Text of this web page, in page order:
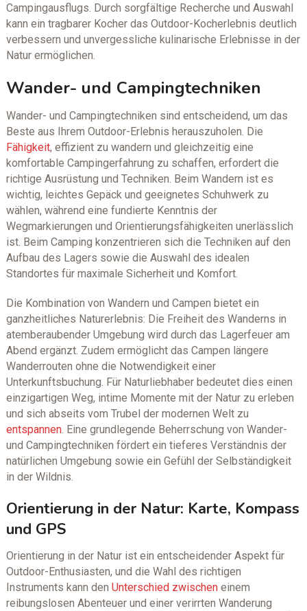
Campingausflugs. Durch sorgfältige Recherche und Auswahl
kann ein tragbarer Kocher das Outdoor-Kocherlebnis deutlich
verbessern und unvergessliche kulinarische Erlebnisse in der
Natur ermöglichen.
Wander- und Campingtechniken
Wander- und Campingtechniken sind entscheidend, um das
Beste aus Ihrem Outdoor-Erlebnis herauszuholen. Die
Fähigkeit, effizient zu wandern und gleichzeitig eine
komfortable Campingerfahrung zu schaffen, erfordert die
richtige Ausrüstung und Techniken. Beim Wandern ist es
wichtig, leichtes Gepäck und geeignetes Schuhwerk zu
wählen, während eine fundierte Kenntnis der
Wegmarkierungen und Orientierungsfähigkeiten unerlässlich
ist. Beim Camping konzentrieren sich die Techniken auf den
Aufbau des Lagers sowie die Auswahl des idealen
Standortes für maximale Sicherheit und Komfort.
Die Kombination von Wandern und Campen bietet ein
ganzheitliches Naturerlebnis: Die Freiheit des Wanderns in
atemberaubender Umgebung wird durch das Lagerfeuer am
Abend ergänzt. Zudem ermöglicht das Campen längere
Wanderrouten ohne die Notwendigkeit einer
Unterkunftsbuchung. Für Naturliebhaber bedeutet dies einen
einzigartigen Weg, intime Momente mit der Natur zu erleben
und sich abseits vom Trubel der modernen Welt zu
entspannen. Eine grundlegende Beherrschung von Wander-
und Campingtechniken fördert ein tieferes Verständnis der
natürlichen Umgebung sowie ein Gefühl der Selbständigkeit
in der Wildnis.
Orientierung in der Natur: Karte, Kompass
und GPS
Orientierung in der Natur ist ein entscheidender Aspekt für
Outdoor-Enthusiasten, und die Wahl des richtigen
Instruments kann den Unterschied zwischeneinem
reibungslosen Abenteuer und einer verirrten Wanderung